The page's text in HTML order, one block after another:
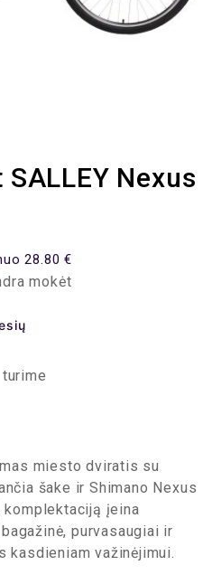
Nexus
28.80 €
suma – 691.15 EUR,
miesto dviratis su
šake ir Shimano Nexus
įeina
purvasaugiai ir
kasdieniam važinėjimui.